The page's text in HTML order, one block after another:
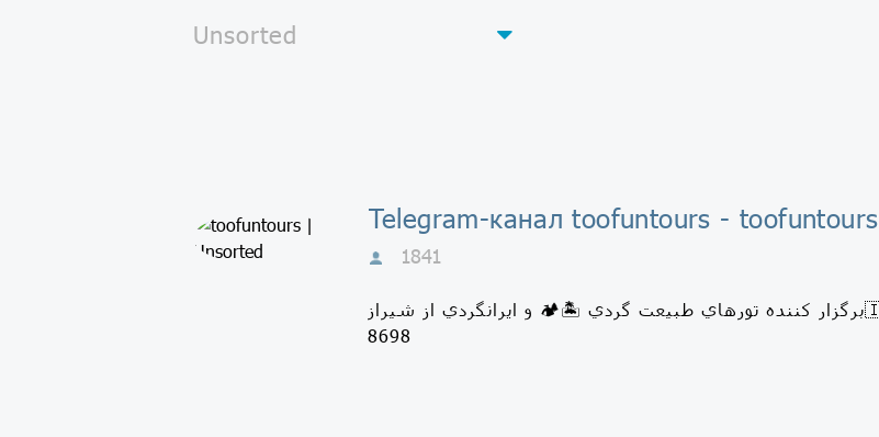
Telegram-канал toofuntours - toofuntours
1841
برگزار كننده تورهاي طبيعت گردي 🏝🏕 و ايرانگردي از شيراز🇮🇷 📲@Amirabbas_toofun 📞 0917 715
8698